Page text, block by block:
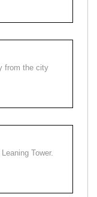
from the city
Tower.